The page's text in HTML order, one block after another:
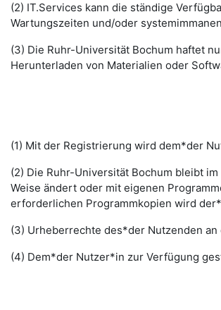
(2) IT.Services kann die ständige
Wartungszeiten und/oder
(3) Die Ruhr-Universität Bochum haftet
Herunterladen von Materialien oder
(1) Mit der Registrierung wird dem*der
(2) Die Ruhr-Universität Bochum bleibt
Weise ändert oder mit eigenen
erforderlichen Programmkopien wird
(3) Urheberrechte des*der Nutzenden
(4) Dem*der Nutzer*in zur Verfügung